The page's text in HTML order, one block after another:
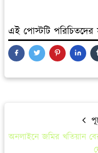
এই পোস্টটি
অনলাইনে জমির খতিয়ান